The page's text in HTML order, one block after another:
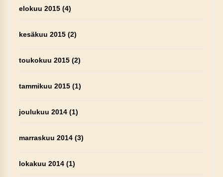
elokuu 2015(4)
kesäkuu 2015(2)
toukokuu 2015(2)
tammikuu 2015(1)
joulukuu 2014(1)
marraskuu 2014(3)
lokakuu 2014(1)